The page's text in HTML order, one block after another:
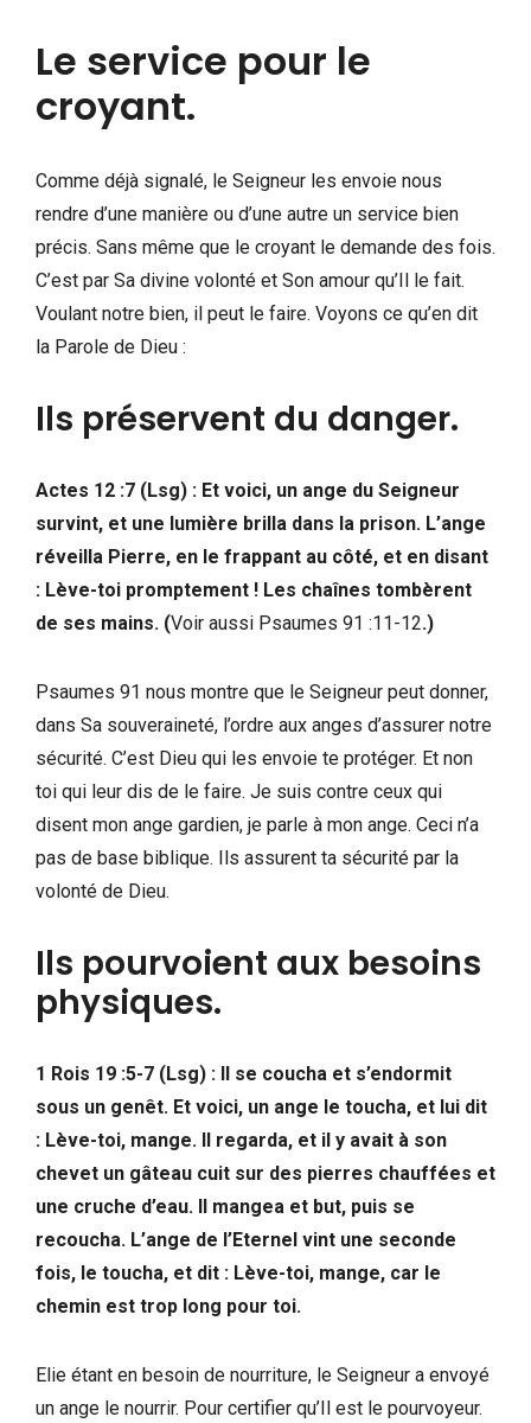
Le service pour le
croyant.
Comme déjà signalé, le Seigneur les envoie nous
rendre d’une manière ou d’une autre un service bien
précis. Sans même que le croyant le demande des fois.
C’est par Sa divine volonté et Son amour qu’Il le fait.
Voulant notre bien, il peut le faire. Voyons ce qu’en dit
la Parole de Dieu :
Ils préservent du danger.
Actes 12 :7 (Lsg) : Et voici, un ange du Seigneur
survint, et une lumière brilla dans la prison. L’ange
réveilla Pierre, en le frappant au côté, et en disant
: Lève-toi promptement ! Les chaînes tombèrent
de ses mains. (Voir aussi Psaumes 91 :11-12.)
Psaumes 91 nous montre que le Seigneur peut donner,
dans Sa souveraineté, l’ordre aux anges d’assurer notre
sécurité. C’est Dieu qui les envoie te protéger. Et non
toi qui leur dis de le faire. Je suis contre ceux qui
disent mon ange gardien, je parle à mon ange. Ceci n’a
pas de base biblique. Ils assurent ta sécurité par la
volonté de Dieu.
Ils pourvoient aux besoins
physiques.
1 Rois 19 :5-7 (Lsg) : Il se coucha et s’endormit
sous un genêt. Et voici, un ange le toucha, et lui dit
: Lève-toi, mange. Il regarda, et il y avait à son
chevet un gâteau cuit sur des pierres chauffées et
une cruche d’eau. Il mangea et but, puis se
recoucha. L’ange de l’Eternel vint une seconde
fois, le toucha, et dit : Lève-toi, mange, car le
chemin est trop long pour toi.
Elie étant en besoin de nourriture, le Seigneur a envoyé
un ange le nourrir. Pour certifier qu’Il est le pourvoyeur.